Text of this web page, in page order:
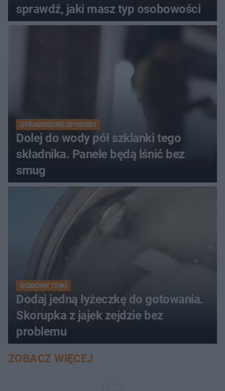
sprawdź, jaki masz typ osobowości
SPRAWDZONE SPOSOBY
Dolej do wody pół szklanki tego
składnika. Panele będą lśnić bez
smug
DOMOWE TRIKI
Dodaj jedną łyżeczkę do gotowania.
Skorupka z jajek zejdzie bez
problemu
ZOBACZ WIĘCEJ